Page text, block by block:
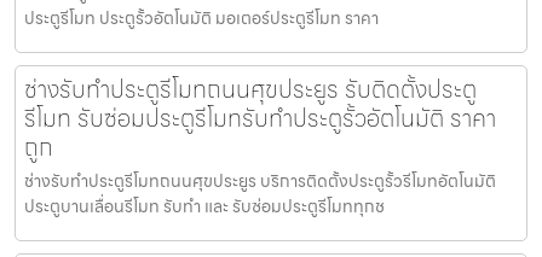
ประตูรีโมท ประตูรั้วอัตโนมัติ มอเตอร์ประตูรีโมท ราคา
ช่างรับทำประตูรีโมทถนนศุขประยูร รับติดตั้งประตู
รีโมท รับซ่อมประตูรีโมทรับทำประตูรั้วอัตโนมัติ ราคา
ถูก
ช่างรับทำประตูรีโมทถนนศุขประยูร บริการติดตั้งประตูรั้วรีโมทอัตโนมัติ
ประตูบานเลื่อนรีโมท รับทำ และ รับซ่อมประตูรีโมททุกช